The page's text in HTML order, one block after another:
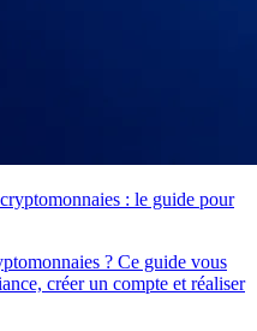
: le guide pour
? Ce guide vous
créer un compte et réaliser